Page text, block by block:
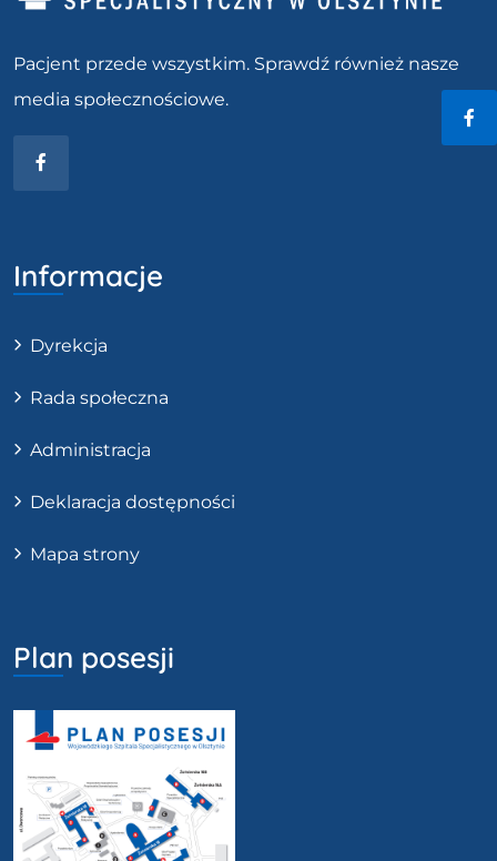
Pacjent przede wszystkim. Sprawdź również nasze
media społecznościowe.
Informacje
Dyrekcja
Rada społeczna
Administracja
Deklaracja dostępności
Mapa strony
Plan posesji